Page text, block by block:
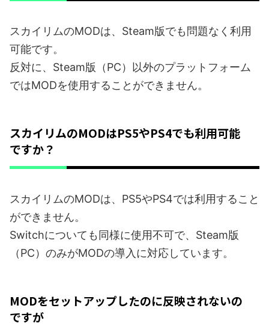
スカイリムのMODは、Steam版でも問題なく利用
可能です。
反対に、Steam版（PC）以外のプラットフォーム
ではMODを使用することができません。
スカイリムのMODはPS5やPS4でも利用可能
ですか？
スカイリムのMODは、PS5やPS4では利用すること
ができません。
Switchについても同様に使用不可で、Steam版
（PC）のみがMODの導入に対応しています。
MODをセットアップしたのに反映されないの
ですが